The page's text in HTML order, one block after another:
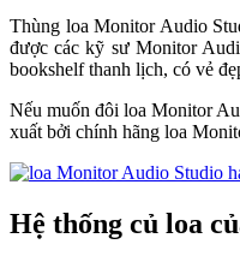
Thùng loa Monitor Audio
được các kỹ sư Monitor
bookshelf thanh lịch, có vẻ
Nếu muốn đôi loa Monitor
xuất bởi chính hãng loa
Hệ thống củ loa